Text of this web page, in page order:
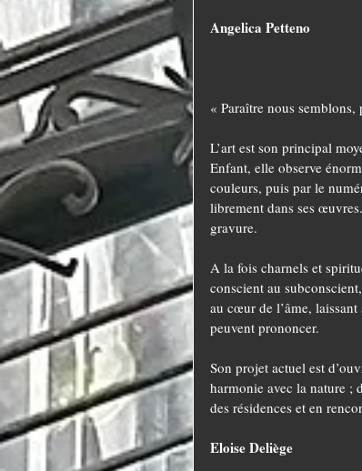
Angelica Petteno
« Paraître nous
L’art est son principal
Enfant, elle observe
couleurs, puis par le
librement dans ses
gravure.
A la fois charnels et
conscient au
au cœur de l’âme,
peuvent prononcer.
Son projet actuel est
harmonie avec la nature ;
des résidences et en
Eloise Deliège